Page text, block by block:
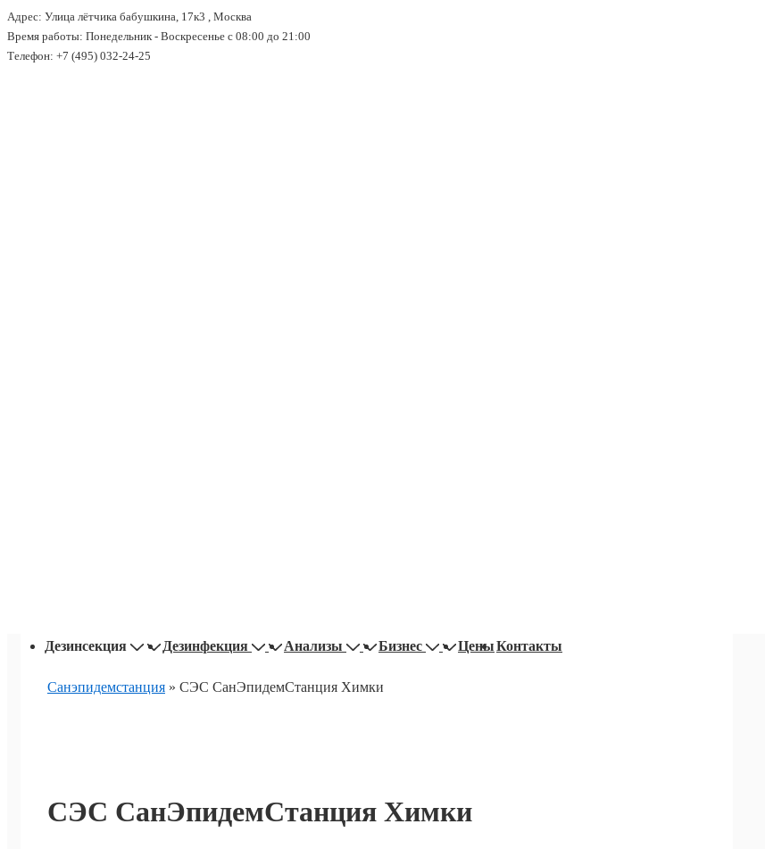
↓
Перейти
Адрес: Улица лётчика бабушкина, 17к3 , Москва
Время работы: Понедельник - Воскресенье с 08:00 до 21:00
Телефон: +7 (495) 032-24-25
ОсновнаяДезинсекция Дезинфекция Анализы Бизнес ЦеныКонтакты
Санэпидемстанция » СЭС СанЭпидемСтанция Химки
СЭС СанЭпидемСтанция Химки